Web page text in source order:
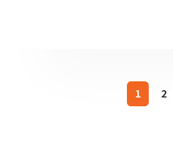
1 2